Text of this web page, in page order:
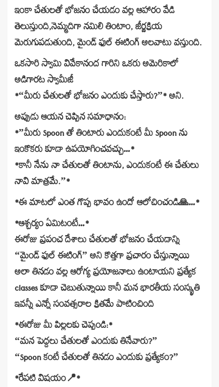
ఇంకా చేతులతో భోజనం చేయడం వల్ల ఆహారం వేడి
తెలుస్తుంది,నెమ్మదిగా నమిలి తింటాం, జీర్ణక్రియ
మెరుగుపడుతుంది, మైండ్ ఫుల్ ఈటింగ్ అలవాటు వస్తుంది.
ఒకసారి స్వామి వివేకానంద గారిని ఒకరు అమెరికాలో
అడిగారట స్వామీజీ
*“మీరు చేతులతో భోజనం ఎందుకు చేస్తారు?”* అని.
అప్పుడు ఆయన చెప్పిన సమాధానం:
*”మీరు Spoon తో తింటారు ఎందుకంటే మీ Spoon ను
ఇంకొకరు కూడా ఉపయోగించవచ్చు…*
*కానీ నేను నా చేతులతో తింటాను, ఎందుకంటే ఈ చేతులు
నావి మాత్రమే.”*
*ఈ మాటలో ఎంత గొప్ప భావం ఉందో ఆలోచించండి🙏…*
*ఆశ్చర్యం ఏమిటంటే…*
ఈరోజు ప్రపంచ దేశాలు చేతులతో భోజనం చేయడాన్ని
“మైండ్ ఫుల్ ఈటింగ్” అని కొత్తగా ప్రచారం చేస్తున్నాయి
అలా తినడం వల్ల ఆరోగ్య ప్రయోజనాలు ఉంటాయని ప్రత్యేక
classes కూడా చెబుతున్నాయి కానీ మన భారతీయ సంస్కృతి
ఇవన్నీ ఎన్నో సంవత్సరాల క్రితమే పాటించింది
*ఈరోజు మీ పిల్లలకు చెప్పండి:*
“మన పెద్దలు చేతులతో ఎందుకు తినేవారు?”
“Spoon కంటే చేతులతో తినడం ఎందుకు ప్రత్యేకం?”
*రేపటి విషయం📍*